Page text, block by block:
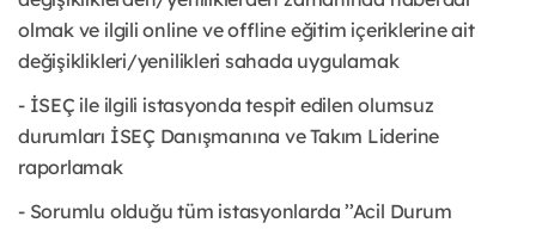
olmak ve ilgili online ve offline eğitim içeriklerine ait
değişiklikleri/yenilikleri sahada uygulamak
- İSEÇ ile ilgili istasyonda tespit edilen olumsuz
durumları İSEÇ Danışmanına ve Takım Liderine
raporlamak
- Sorumlu olduğu tüm istasyonlarda ’’Acil Durum